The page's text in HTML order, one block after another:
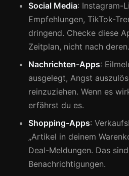
Social Media: Instagram-
Empfehlungen, TikTok-
dringend. Checke diese
Zeitplan, nicht nach deren.
Nachrichten-Apps:
ausgelegt, Angst
reinzuziehen. Wenn es
erfährst du es.
Shopping-Apps:
„Artikel in deinem
Deal-Meldungen. Das
Benachrichtigungen.